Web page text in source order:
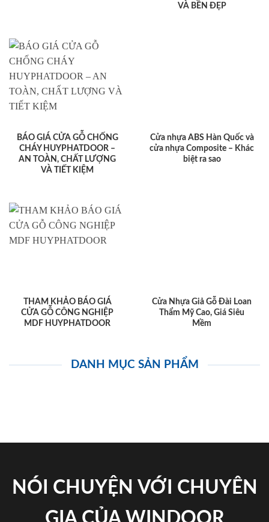
VÀ BỀN ĐẸP
BÁO GIÁ CỬA GỖ CHỐNG
CHÁY HUYPHATDOOR –
AN TOÀN, CHẤT LƯỢNG
VÀ TIẾT KIỆM
Cửa nhựa ABS Hàn Quốc và
cửa nhựa Composite – Khác
biệt ra sao
THAM KHẢO BÁO GIÁ
CỬA GỖ CÔNG NGHIỆP
MDF HUYPHATDOOR
Cửa Nhựa Giả Gỗ Đài Loan
Thẩm Mỹ Cao, Giá Siêu
Mềm
DANH MỤC SẢN PHẨM
NÓI CHUYỆN VỚI CHUYÊN